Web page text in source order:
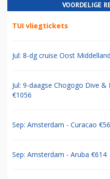
VOORDELIGE
TUI vliegtickets
Jul: 8-dg cruise Oost
Jul: 9-daagse Chogogo Dive &
€1056
Sep: Amsterdam - Curacao
Sep: Amsterdam - Aruba €614